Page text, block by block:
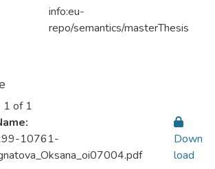
info:eu-
repo/semantics/masterThesis
1 of 1
10761-
Down
load